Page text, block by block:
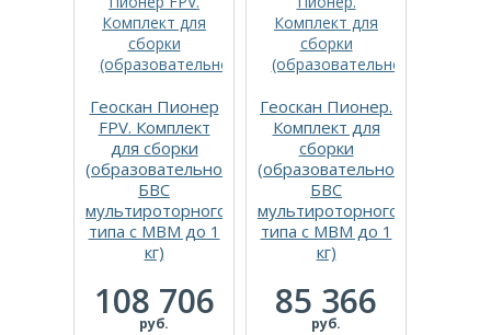
Геоскан Пионер
FPV. Комплект
для сборки
(образовательное
БВС
мультироторного
типа с МВМ до 1
кг)
108 706
руб.
Геоскан Пионер.
Комплект для
сборки
(образовательное
БВС
мультироторного
типа с МВМ до 1
кг)
85 366
руб.